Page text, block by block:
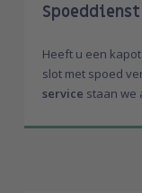
Spoeddienst
Heeft u een
slot met spoed
service staan we